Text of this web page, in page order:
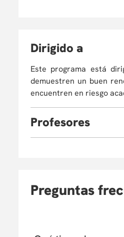
Dirigido a
Este programa está
demuestren un buen
encuentren en riesgo
Profesores
y
Preguntas